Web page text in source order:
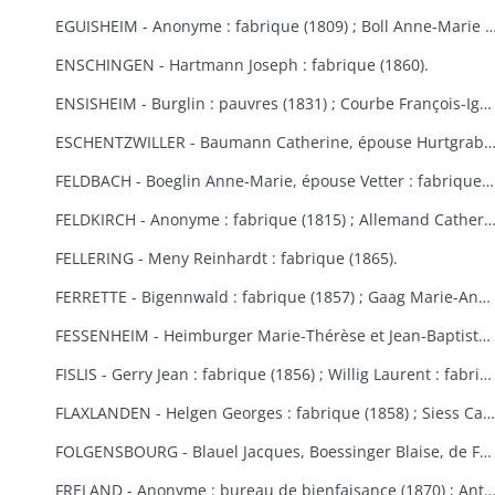
EGUISHEIM - Anonyme : fabrique (1809) ; Boll Anne-Marie : bureau de bienfaisance (1829) ; Brucker François Joseph : fabrique (1846) ; Burglin François Xavier : fabrique (1831) ; Hertzog, de Logelbach, Wehrlé Antoine : hospice (1863) ; Ludwig Jean : fabrique (1829) ; Meyer Véronique : fabrique (1809) ; Raffat Ignace : bureau de bienfaisance (fondation Boll, 1862) ; Schultz Anne-Marie : fabrique (1823) ; Strub Elisabeth : fabrique (1824).
ENSCHINGEN - Hartmann Joseph : fabrique (1860).
ENSISHEIM - Burglin : pauvres (1831) ; Courbe François-Ignace : pauvres (1834) ; Goeb Thérèse : fabrique (1870) ; Hobig Joseph, Roth Catherine : fabrique (1832) ; Kaistling Françoise : fabrique (1820) ; Krafft Charles : fabrique (1861) ; Mordilliat Marguerite : fabrique (1835) ; Mutz Anne-Marie : fabrique et pauvres (1833) ; Rumbach Catherine, épouse Schmitt : fabrique (1836) ; Zeller Thérèse : bureau de bienfaisance (1848).
ESCHENTZWILLER - Baumann Catherine, épouse Hurtgraber : fabrique (1849) ; Butsch Henri, Sibus Françoise : fabrique (1855) ; Ernst Jean-Baptiste : fabrique (1853) ; Jeltsch Pancrace : bureau de bienfaisance (1865) ; Rieter Jean-Baptiste : pauvres (1842) ; Wolff Agathe, épouse Reng : fabrique (1840).
FELDBACH - Boeglin Anne-Marie, épouse Vetter : fabrique et pauvres (1850-1853).
FELDKIRCH - Anonyme : fabrique (1815) ; Allemand Catherine : fabrique (1840) ; Friess Marie-Anne : fabrique de Bollwiller et Feldkirch (1825) (voir aussi Bollwiller) ; Geiller Apolline, épouse Riber : fabrique (1847) ; Neff Etienne, Michel Madeleine, épouse Martin, de Bollwiller : fabrique (1834) ; Pfulb François-Joseph : fabriques de Feldkirch et Bollwiller (1819) ; Pfulb Rémi, de Bollwiller : fabrique (1835-1846) ; épouse Pfulb Richard, Mayer Catherine, épouse Zagula, Strieh Elisabeth, épouse Fries : fabrique (1838) ; Strub Rémi, père, Durwell Jean-Adam : fabrique (1834) ; Willemann Marie-Anne, épouse Riber : fabrique (1839).
FELLERING - Meny Reinhardt : fabrique (1865).
FERRETTE - Bigennwald : fabrique (1857) ; Gaag Marie-Anne : bureau de bienfaisance et fabrique de Traubach-le-Haut (1869-1870) ; Gerbaulet Guillaume : bureau de bienfaisance et commune (1845-1858) ; Koechlin André : bureau de bienfaisance (1847) ; Schirmer, de Colmar : bureau de bienfaisance (1847).
FESSENHEIM - Heimburger Marie-Thérèse et Jean-Baptiste : fabrique (1862-1868) ; Schönauer Jacques : fabrique (1845).
FISLIS - Gerry Jean : fabrique (1856) ; Willig Laurent : fabrique (1853).
FLAXLANDEN - Helgen Georges : fabrique (1858) ; Siess Catherine, épouse Meyer : fabrique (1846) ; Steib Catherine, épouse Helgen : fabrique (1854) ; Steib Elisabeth, épouse Sies : fabrique (1851).
FOLGENSBOURG - Blauel Jacques, Boessinger Blaise, de Folgensbourg, Linder Anne-Marie, épouse Duringer, Moser, de Hagenthal-le-Haut, Runser Jacques, Runser Simon, héritiers Studer Philippe, Thannberger de Blotzheim : fabrique (1834-1839) ; Wicky Marie-Anne : commune (1865).
FRELAND - Anonyme : bureau de bienfaisance (1870) ; Antoine Jean-Nicolas : bureau de bienfaisance (1862) ; Bertrand Catherine : commune, fabrique et école (1823) ; Bertrand Marie-Catherine : fabrique (1853) ; Herqué Antoine : bureau de bienfaisance (1856).